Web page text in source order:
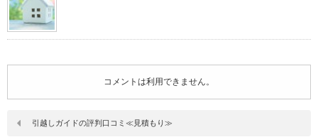
コメントは利用できません。
引越しガイドの評判口コミ≪見積もり≫